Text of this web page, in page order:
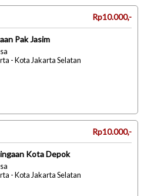
Rp10.000,-
Pak Jasim
- Kota Jakarta Selatan
Rp10.000,-
Kota Depok
- Kota Jakarta Selatan